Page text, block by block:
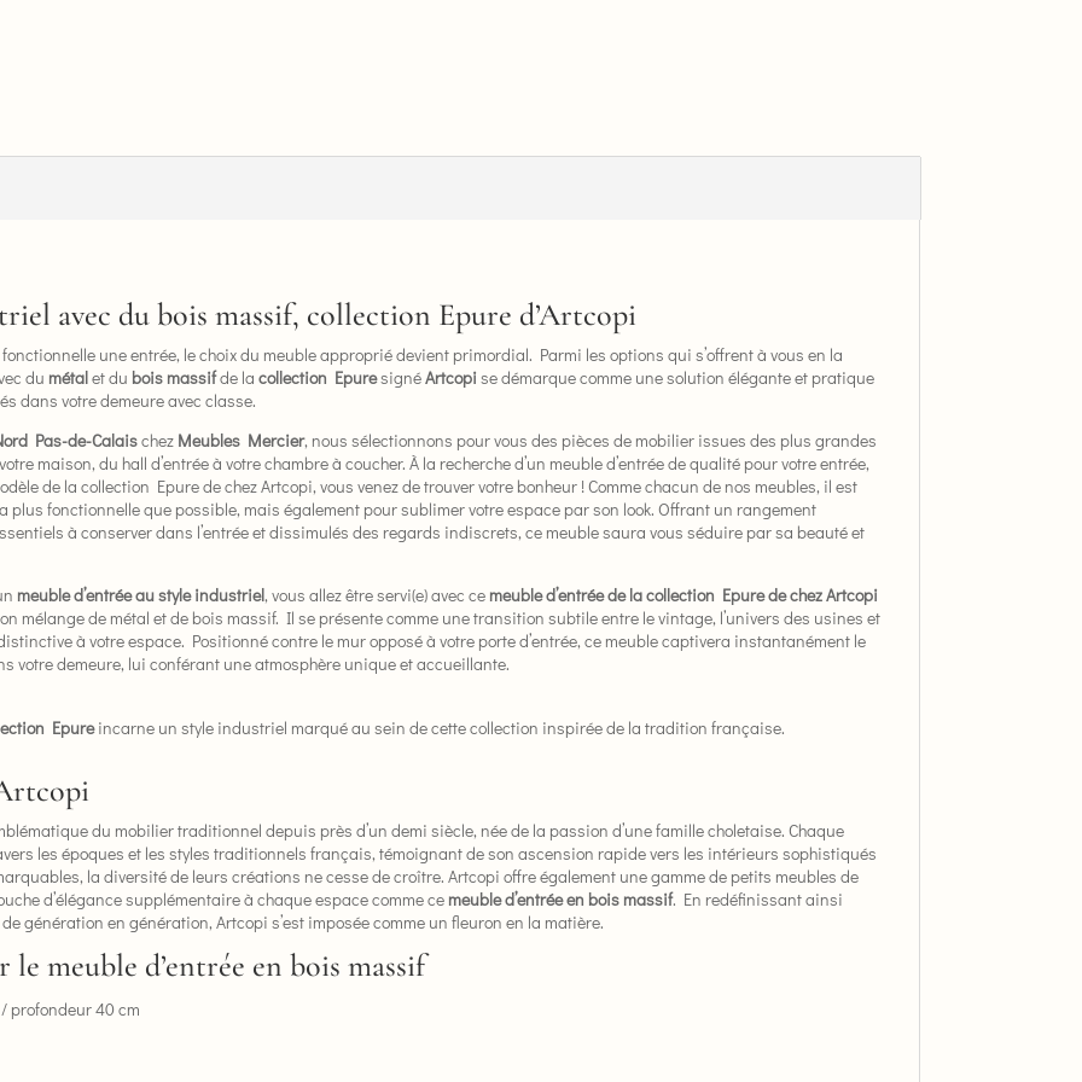
avec du bois massif, collection Epure d’Artcopi
une entrée, le choix du meuble approprié devient primordial. Parmi les options qui s’offrent à vous en la
du métalet du bois massifde lacollection EpuresignéArtcopi se démarque comme une solution élégante et pratique
dans votre demeure avec classe.
Pas-de-Calaischez Meubles Mercier, nous sélectionnons pour vous des pièces de mobilier issues des plus grandes
maison, du hall d’entrée à votre chambre à coucher. À la recherche d’un meuble d’entrée de qualité pour votre entrée,
de la collection Epure de chez Artcopi, vous venez de trouver votre bonheur ! Comme chacun de nos meubles, il est
fonctionnelle que possible, mais également pour sublimer votre espace par son look. Offrant un rangement
à conserver dans l’entrée et dissimulés des regards indiscrets, ce meuble saura vous séduire par sa beauté et
meuble d’entrée au style industriel, vous allez être servi(e) avec ce meuble d’entrée de la collection Epure de chez Artcopi
mélange de métal et de bois massif. Il se présente comme une transition subtile entre le vintage, l’univers des usines et
à votre espace. Positionné contre le mur opposé à votre porte d’entrée, ce meuble captivera instantanément le
votre demeure, lui conférant une atmosphère unique et accueillante.
Epureincarne un style industriel marqué au sein de cette collection inspirée de la tradition française.
du mobilier traditionnel depuis près d’un demi siècle, née de la passion d’une famille choletaise. Chaque
les époques et les styles traditionnels français, témoignant de son ascension rapide vers les intérieurs sophistiqués
la diversité de leurs créations ne cesse de croître. Artcopi offre également une gamme de petits meubles de
d’élégance supplémentaire à chaque espace comme ce meuble d’entrée en bois massif. En redéfinissant ainsi
génération en génération, Artcopi s’est imposée comme un fleuron en la matière.
meuble d’entrée en bois massif
profondeur 40 cm